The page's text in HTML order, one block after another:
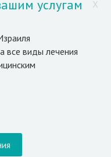
X
услугам
все виды лечения